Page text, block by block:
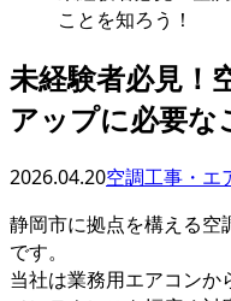
ことを知ろう！
未経験者必見！
アップに必要な
2026.04.20空調工事・エ
静岡市に拠点を構える空
です。
当社は業務用エアコン